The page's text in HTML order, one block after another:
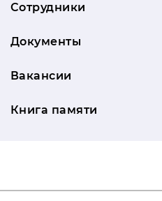
Сотрудники
Документы
Вакансии
Книга памяти